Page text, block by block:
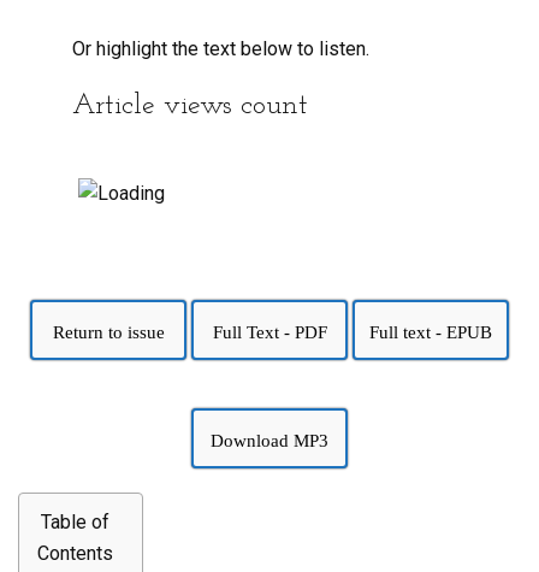
Or highlight the text below to listen.
Article views count
Return to issue Full Text - PDF Full text - EPUB
Download MP3
Table of
Contents